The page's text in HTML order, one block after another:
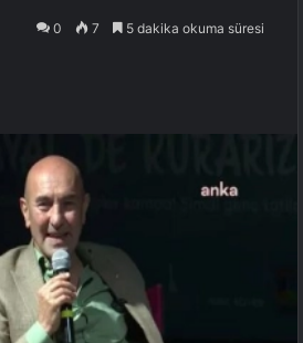
0 7 5 dakika okuma süresi